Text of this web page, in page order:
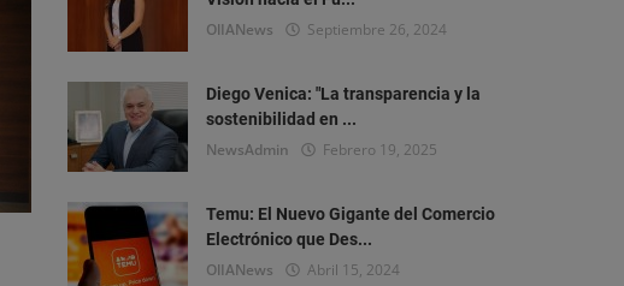
OlIANews Septiembre 26, 2024
Diego Venica: "La transparencia y la
sostenibilidad en ...
NewsAdmin Febrero 19, 2025
Temu: El Nuevo Gigante del Comercio
Electrónico que Des...
OlIANews Abril 15, 2024